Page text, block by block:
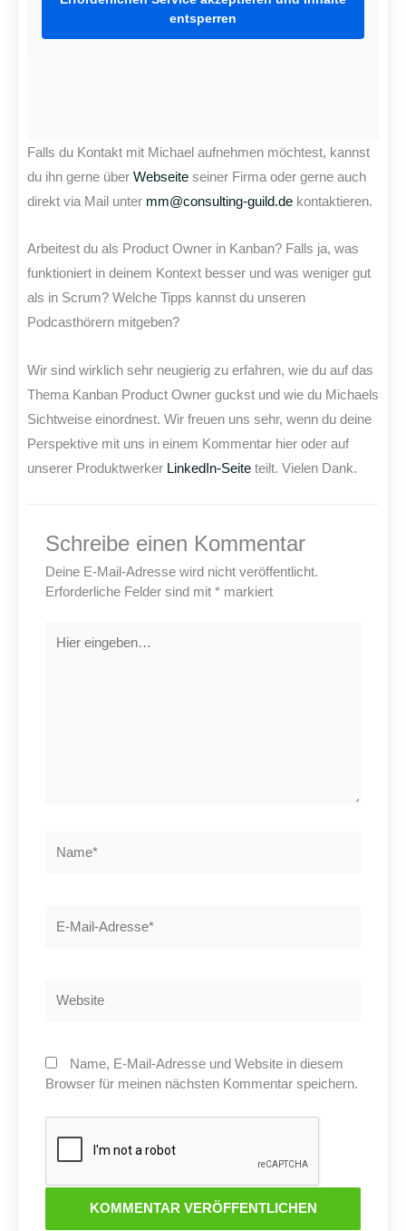
entsperren
Falls du Kontakt mit Michael aufnehmen möchtest, kannst
du ihn gerne über Webseite seiner Firma oder gerne auch
direkt via Mail unter mm@consulting-guild.de kontaktieren.
Arbeitest du als Product Owner in Kanban? Falls ja, was
funktioniert in deinem Kontext besser und was weniger gut
als in Scrum? Welche Tipps kannst du unseren
Podcasthörern mitgeben?
Wir sind wirklich sehr neugierig zu erfahren, wie du auf das
Thema Kanban Product Owner guckst und wie du Michaels
Sichtweise einordnest. Wir freuen uns sehr, wenn du deine
Perspektive mit uns in einem Kommentar hier oder auf
unserer Produktwerker LinkedIn-Seite teilt. Vielen Dank.
Schreibe einen Kommentar
Deine E-Mail-Adresse wird nicht veröffentlicht.
Erforderliche Felder sind mit * markiert
eingeben…
Mail-
Name, E-Mail-Adresse und Website in diesem
Browser für meinen nächsten Kommentar speichern.